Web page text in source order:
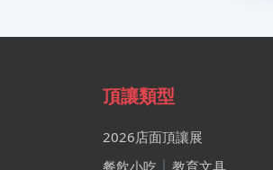
頂讓類型
2026店面頂讓展
餐飲小吃
教育文具